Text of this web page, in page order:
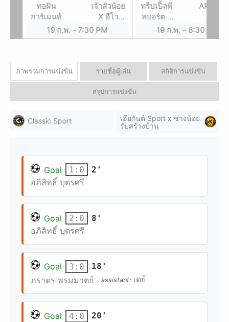
าน
ทอฝัน
การ์เมนท์
เจ้าสัวน้อย
X อีโว
สปอร์ต
19 ก.พ. - 7:30 PM
ทริปเปิ้ลพี
สปอร์ต x
ด่านตรวจ
ขอนแก่น by
AR
19 ก.พ. - 8:30 PM
ภาพรวมการแข่งขัน รายชื่อผู้เล่น สถิติการแข่งขัน
สรุปการแข่งขัน
Classic Sport
เฮียกันต์ Sport x ช่างน้อย
รับสร้างบ้าน
Goal 1:0 2'
อภิสิทธิ์ บุตรศรี
Goal 2:0 8'
อภิสิทธิ์ บุตรศรี
Goal 3:0 18'
ภราดร พรมมาตย์ assistant: เดย์
Goal 4:0 20'